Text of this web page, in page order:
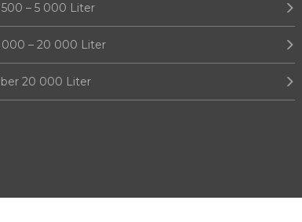
500 – 5 000 Liter
000 – 20 000 Liter
20 000 Liter